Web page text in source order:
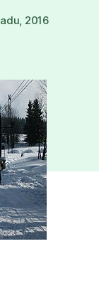
2016
názvem